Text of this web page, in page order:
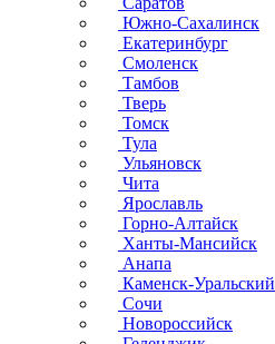
Южно-Сахалинск
Екатеринбург
Смоленск
Тамбов
Тверь
Томск
Тула
Ульяновск
Чита
Ярославль
Горно-Алтайск
Ханты-Мансийск
Анапа
Каменск-Уральский
Сочи
Новороссийск